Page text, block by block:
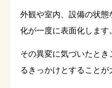
外観や室内、設備の状
化が一度に表面化します。
その異変に気づいたとき
るきっかけとすることが